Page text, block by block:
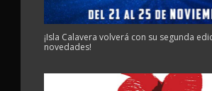
¡Isla Calavera volverá con su segunda
novedades!